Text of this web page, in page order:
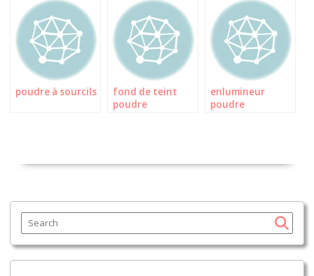
poudre à sourcils
fond de teint
poudre
enlumineur
poudre